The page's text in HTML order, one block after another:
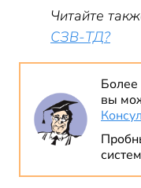
Читайте
СЗВ-ТД?
вы